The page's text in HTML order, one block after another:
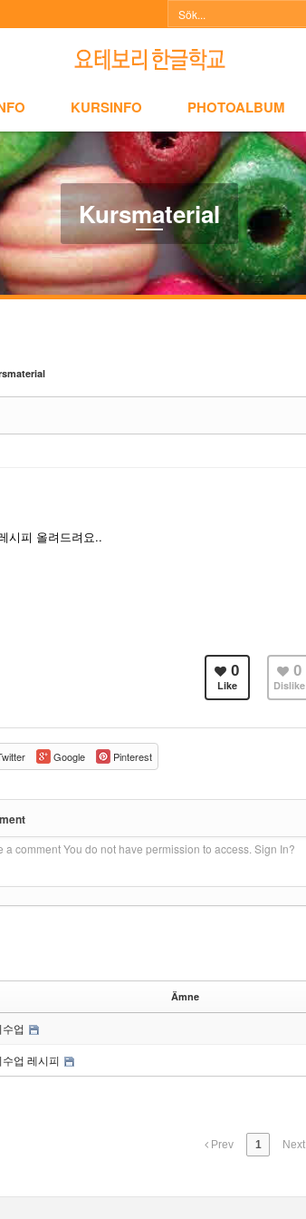
KURSINFO PHOTOALBUM
Kursmaterial
시피 올려드려요..
0
Like
0
Dislike
Google Pinterest
a comment You do not have permission to access. Sign In?
Ämne
업
업 레시피
Prev 1 Next